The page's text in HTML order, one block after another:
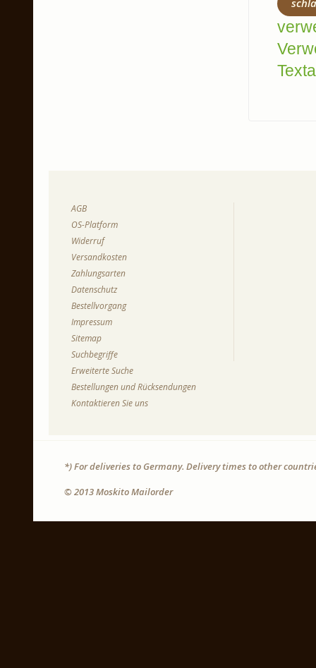
AGB
OS-Platform
Widerruf
Versandkosten
Zahlungsarten
Datenschutz
Bestellvorgang
Impressum
Sitemap
Suchbegriffe
Erweiterte Suche
Bestellungen und Rücksendungen
Kontaktieren Sie uns
*) For deliveries to Germany. Delivery times to other
© 2013 Moskito Mailorder